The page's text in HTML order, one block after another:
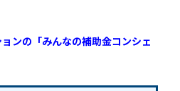
ンの「みんなの補助金コンシェ